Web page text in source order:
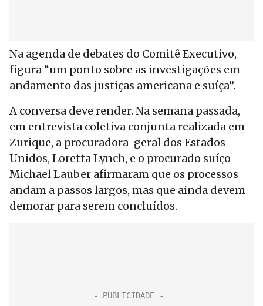
Na agenda de debates do Comitê Executivo,
figura “um ponto sobre as investigações em
andamento das justiças americana e suíça”.
A conversa deve render. Na semana passada,
em entrevista coletiva conjunta realizada em
Zurique, a procuradora-geral dos Estados
Unidos, Loretta Lynch, e o procurado suíço
Michael Lauber afirmaram que os processos
andam a passos largos, mas que ainda devem
demorar para serem concluídos.